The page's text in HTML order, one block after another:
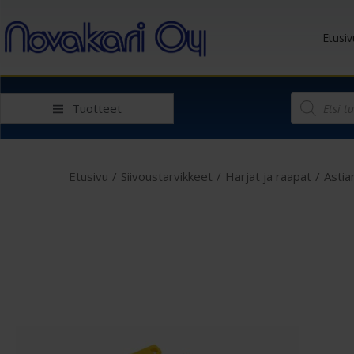
Tuotteet
Etusivu / Siivoustarvikkeet / Harjat ja raapat /